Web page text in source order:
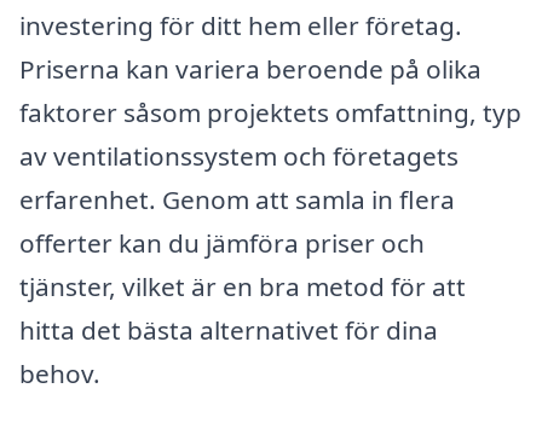
investering för ditt hem eller företag.
Priserna kan variera beroende på olika
faktorer såsom projektets omfattning, typ
av ventilationssystem och företagets
erfarenhet. Genom att samla in flera
offerter kan du jämföra priser och
tjänster, vilket är en bra metod för att
hitta det bästa alternativet för dina
behov.